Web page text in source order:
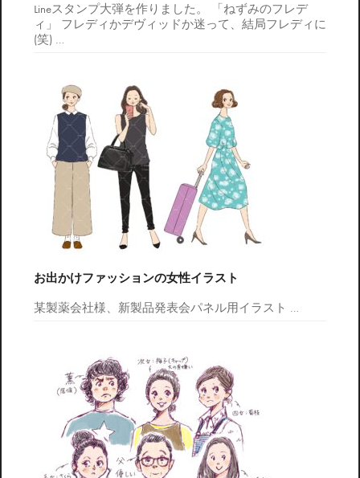
Lineスタンプ大弾を作りました。 「ねずみのフレデ
ィ」 フレディかデヴィッドか迷って、結局フレディに
(笑) …
お出かけファッションの女性イラスト
某製薬会社様、新製品発表会パネル用イラスト …